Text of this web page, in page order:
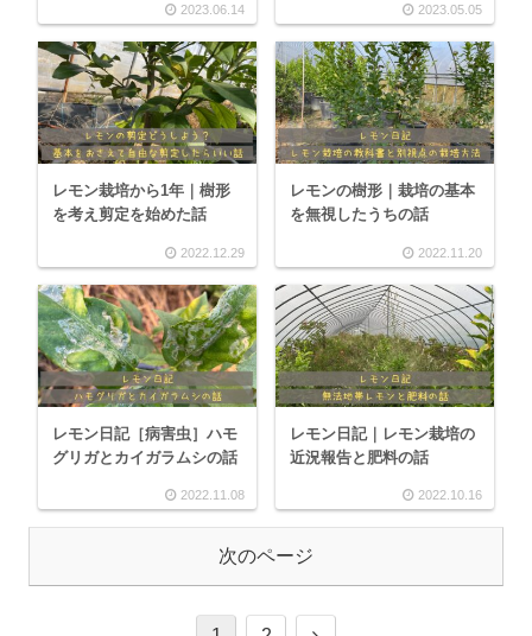
2023.06.14 2023.05.05
レモン栽培から1年｜樹形
を考え剪定を始めた話
2022.12.29
レモンの樹形｜栽培の基本
を無視したうちの話
2022.11.20
レモン日記［病害虫］ハモ
グリガとカイガラムシの話
2022.11.08
レモン日記｜レモン栽培の
近況報告と肥料の話
2022.10.16
次のページ